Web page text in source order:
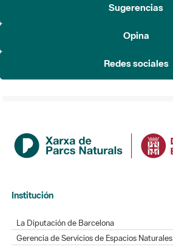
Sugerencias
Opina
Redes sociales
Institución
La Diputación de Barcelona
Gerencia de Servicios de Espacios Naturales